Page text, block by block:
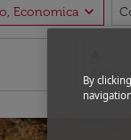
Economica expand_more
By